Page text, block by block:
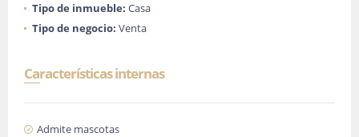
Tipo de inmueble: Casa
Tipo de negocio: Venta
Características internas
Admite mascotas